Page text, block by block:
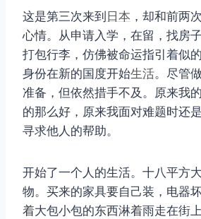
这是第三次来到 日本 ，却和前两
心情。从申请入学，在留，找房
打包行李，仿佛被命运指引着似
身份在新的国度开始生活。尽管
准备，但依然措手不及。原来我
的那么好，原来我面对难题时还
寻求他人的帮助。
开始了一个人的生活。十八平方
物。买来的家具要自己装，电器
着大包小包的东西淋着雨走在街